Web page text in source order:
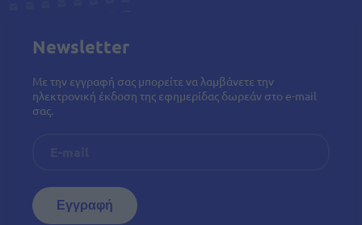
Newsletter
Με την εγγραφή σας μπορείτε να λαμβάνετε την
ηλεκτρονική έκδοση της εφημερίδας δωρεάν στο e-mail
σας.